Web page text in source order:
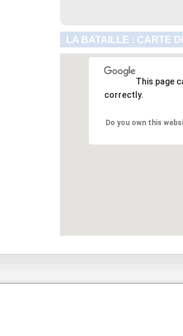
LA BATAILLE : CARTE
This page
correctly.
Do you own this